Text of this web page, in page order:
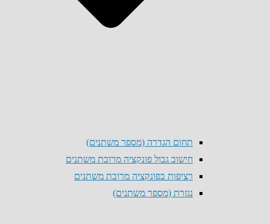
תחום הגדרה (מספר משתנים)
חישוב גבול פונקציה מרובת משתנים
רציפות בפונקציה מרובת משתנים
נגזרת (מספר משתנים)